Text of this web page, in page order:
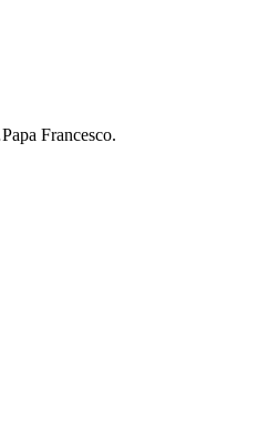
Francesco.